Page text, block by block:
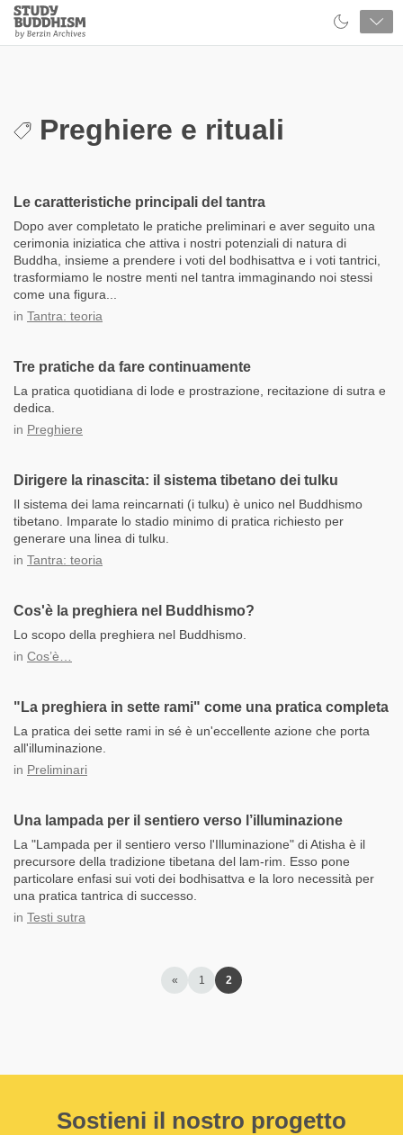
Close
Study
Buddhism
Preghiere e rituali
Le caratteristiche principali del tantra
Dopo aver completato le pratiche preliminari e aver seguito una
cerimonia iniziatica che attiva i nostri potenziali di natura di
Buddha, insieme a prendere i voti del bodhisattva e i voti tantrici,
trasformiamo le nostre menti nel tantra immaginando noi stessi
come una figura...
in Tantra: teoria
Tre pratiche da fare continuamente
La pratica quotidiana di lode e prostrazione, recitazione di sutra e
dedica.
in Preghiere
Dirigere la rinascita: il sistema tibetano dei tulku
Il sistema dei lama reincarnati (i tulku) è unico nel Buddhismo
tibetano. Imparate lo stadio minimo di pratica richiesto per
generare una linea di tulku.
in Tantra: teoria
Cos'è la preghiera nel Buddhismo?
Lo scopo della preghiera nel Buddhismo.
in Cos’è…
"La preghiera in sette rami" come una pratica completa
La pratica dei sette rami in sé è un'eccellente azione che porta
all'illuminazione.
in Preliminari
Una lampada per il sentiero verso l’illuminazione
La "Lampada per il sentiero verso l'Illuminazione" di Atisha è il
precursore della tradizione tibetana del lam-rim. Esso pone
particolare enfasi sui voti dei bodhisattva e la loro necessità per
una pratica tantrica di successo.
in Testi sutra
« 1 2
Sostieni il nostro progetto